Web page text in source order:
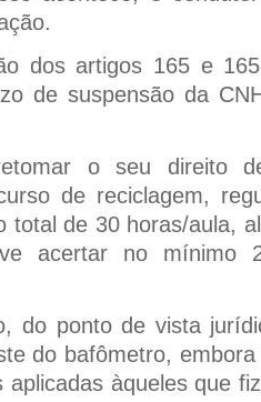
dos artigos 165 e
de suspensão da
o seu direito
de reciclagem,
total de 30 horas/aula,
acertar no mínimo
do ponto de vista
do bafômetro,
aplicadas àqueles que